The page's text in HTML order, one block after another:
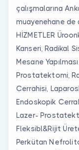
çalışmalarına
muayenehane de
HİZMETLER
Kanseri, Radikal
Mesane
Prostatektomi,
Cerrahisi,
Endoskopik
Lazer-
Fleksibl&Rijit
Perkütan